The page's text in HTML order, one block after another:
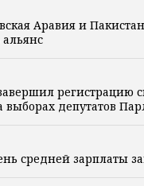
Аравия и
регистрацию
выборах депутатов
средней зарплаты